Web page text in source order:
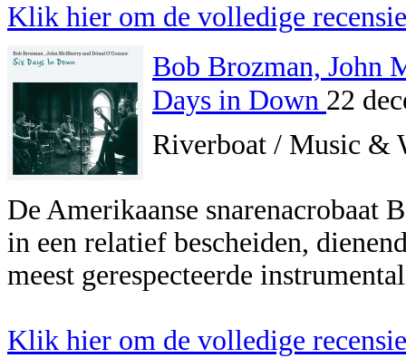
Klik hier om de volledige
Bob Brozman,
Days in Down 22
Riverboat / Music &
De Amerikaanse snarenacrobaat
in een relatief bescheiden,
meest gerespecteerde
Klik hier om de volledige